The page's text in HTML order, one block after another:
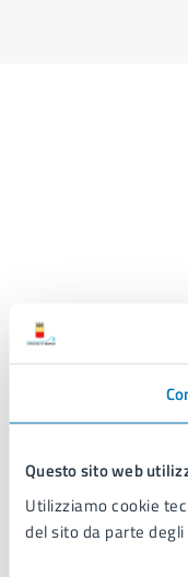
Questo sito web
Utilizziamo cookie
del sito da parte